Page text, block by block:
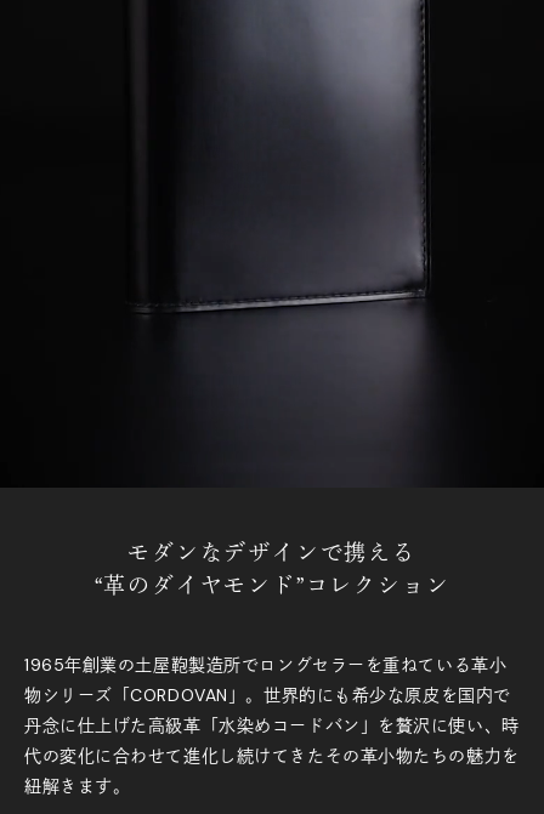
モダンなデザインで携える
“革のダイヤモンド”コレクション
1965年創業の土屋鞄製造所でロングセラーを重ねている革小
物シリーズ「CORDOVAN」。世界的にも希少な原皮を国内で
丹念に仕上げた高級革「水染めコードバン」を贅沢に使い、時
代の変化に合わせて進化し続けてきたその革小物たちの魅力を
紐解きます。